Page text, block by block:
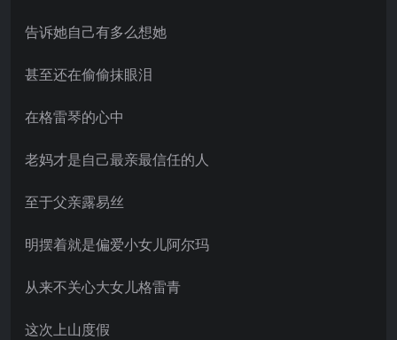
告诉她自己有多么想她
甚至还在偷偷抹眼泪
在格雷琴的心中
老妈才是自己最亲最信任的人
至于父亲露易丝
明摆着就是偏爱小女儿阿尔玛
从来不关心大女儿格雷青
这次上山度假